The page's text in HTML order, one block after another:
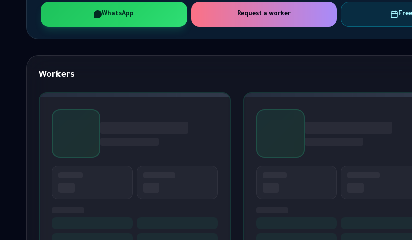
WhatsApp Request a worker
Workers